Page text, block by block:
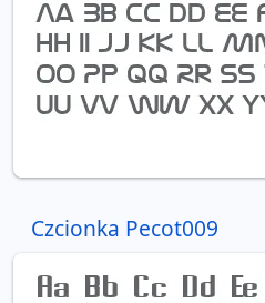
Czcionka Pecot009